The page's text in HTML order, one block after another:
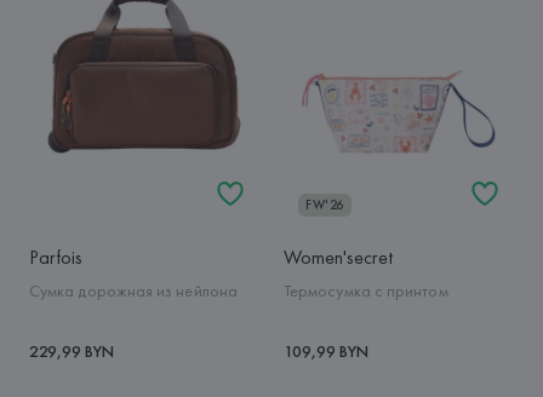
Parfois
Сумка дорожная из нейлона
229,99 BYN
FW'26
Women'secret
Термосумка с принтом
109,99 BYN